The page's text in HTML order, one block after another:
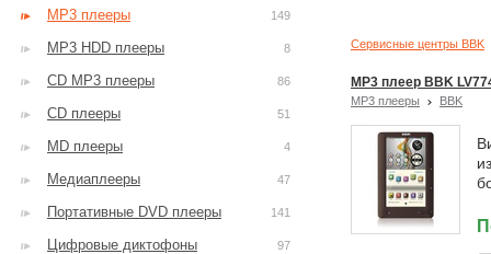
Сервисные центры BBK
MP3 плеер BBK
MP3 плееры BBK
MP3 плееры 149
MP3 HDD плееры 8
CD MP3 плееры 86
CD плееры 51
MD плееры 4
Медиаплееры 47
Портативные DVD плееры 141
Цифровые диктофоны 97